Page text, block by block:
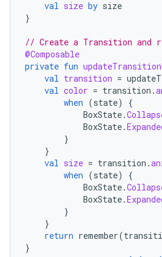
val size by size
}
// Create a Transition and
@Composable
private fun
val transition =
val color = transition .
when (state)
{
BoxState.
BoxState.
}
}
val size = transition .
when (state)
{
BoxState.
BoxState.
}
}
return remember(
}